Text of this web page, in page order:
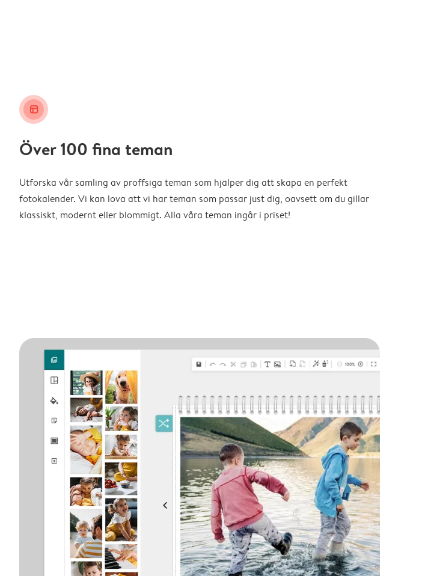
layout_alt
Över 100 fina teman
Utforska vår samling av proffsiga teman som hjälper dig att skapa en perfekt
fotokalender. Vi kan lova att vi har teman som passar just dig, oavsett om du gillar
klassiskt, modernt eller blommigt. Alla våra teman ingår i priset!